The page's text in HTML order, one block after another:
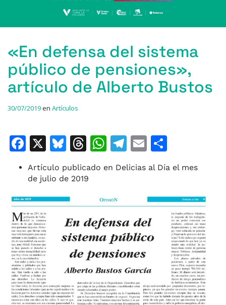
«En defensa del sistema
público de pensiones»,
artículo de Alberto Bustos
30/07/2019en Artículos
F
a
c
e
b
o
o
k
X
Bl
u
e
s
k
y
T
h
re
d
s
W
h
at
A
p
p
T
el
e
a
m
E
m
ai
l
m
p
ar
ti
r
Artículo publicado en Delicias al Día el mes
de julio de 2019